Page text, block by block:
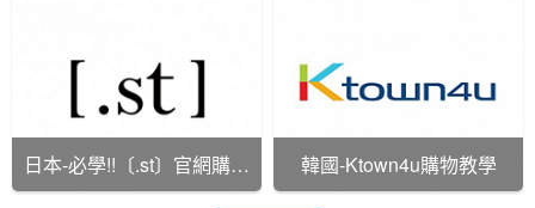
日本-必學!!〔.st〕官網購物
韓國-Ktown4u購物教學